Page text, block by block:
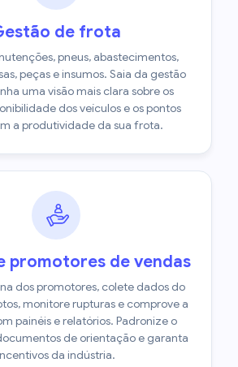
de frota
pneus, abastecimentos,
peças e insumos. Saia da gestão
uma visão mais clara sobre os
dos veículos e os pontos
a produtividade da sua frota.
promotores de vendas
dos promotores, colete dados do
monitore rupturas e comprove a
painéis e relatórios. Padronize o
de orientação e garanta
da indústria.